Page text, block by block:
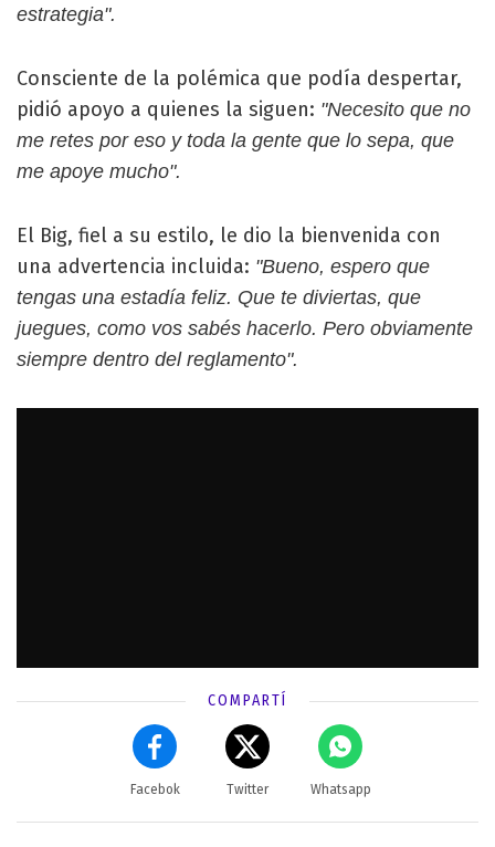
estrategia".
Consciente de la polémica que podía despertar,
pidió apoyo a quienes la siguen: "Necesito que no
me retes por eso y toda la gente que lo sepa, que
me apoye mucho".
El Big, fiel a su estilo, le dio la bienvenida con
una advertencia incluida: "Bueno, espero que
tengas una estadía feliz. Que te diviertas, que
juegues, como vos sabés hacerlo. Pero obviamente
siempre dentro del reglamento".
COMPARTÍ
Facebok Twitter Whatsapp